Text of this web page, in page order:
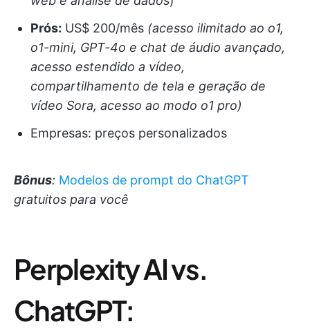
Prós: US$ 200/mês (acesso ilimitado ao o1,
o1-mini, GPT-4o e chat de áudio avançado,
acesso estendido a vídeo,
compartilhamento de tela e geração de
vídeo Sora, acesso ao modo o1 pro)
Empresas: preços personalizados
Bônus: Modelos de prompt do ChatGPT
gratuitos para você
Perplexity AI vs.
ChatGPT: